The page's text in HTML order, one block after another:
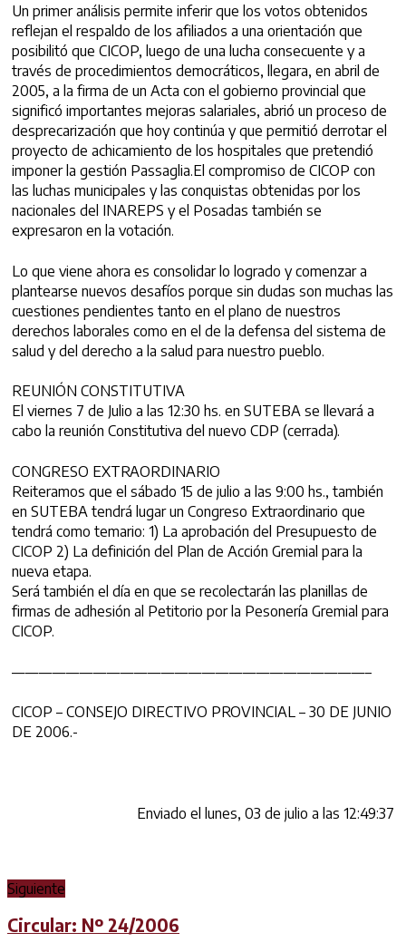
Un primer análisis permite inferir que los votos obtenidos
reflejan el respaldo de los afiliados a una orientación que
posibilitó que CICOP, luego de una lucha consecuente y a
través de procedimientos democráticos, llegara, en abril de
2005, a la firma de un Acta con el gobierno provincial que
significó importantes mejoras salariales, abrió un proceso de
desprecarización que hoy continúa y que permitió derrotar el
proyecto de achicamiento de los hospitales que pretendió
imponer la gestión Passaglia.El compromiso de CICOP con
las luchas municipales y las conquistas obtenidas por los
nacionales del INAREPS y el Posadas también se
expresaron en la votación.
Lo que viene ahora es consolidar lo logrado y comenzar a
plantearse nuevos desafíos porque sin dudas son muchas las
cuestiones pendientes tanto en el plano de nuestros
derechos laborales como en el de la defensa del sistema de
salud y del derecho a la salud para nuestro pueblo.
REUNIÓN CONSTITUTIVA
El viernes 7 de Julio a las 12:30 hs. en SUTEBA se llevará a
cabo la reunión Constitutiva del nuevo CDP (cerrada).
CONGRESO EXTRAORDINARIO
Reiteramos que el sábado 15 de julio a las 9:00 hs., también
en SUTEBA tendrá lugar un Congreso Extraordinario que
tendrá como temario: 1) La aprobación del Presupuesto de
CICOP 2) La definición del Plan de Acción Gremial para la
nueva etapa.
Será también el día en que se recolectarán las planillas de
firmas de adhesión al Petitorio por la Pesonería Gremial para
CICOP.
——————————————————————————–
CICOP – CONSEJO DIRECTIVO PROVINCIAL – 30 DE JUNIO
DE 2006.-
Enviado el lunes, 03 de julio a las 12:49:37
Siguiente
Circular: Nº 24/2006